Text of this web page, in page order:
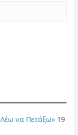
να Πετάξω» 19